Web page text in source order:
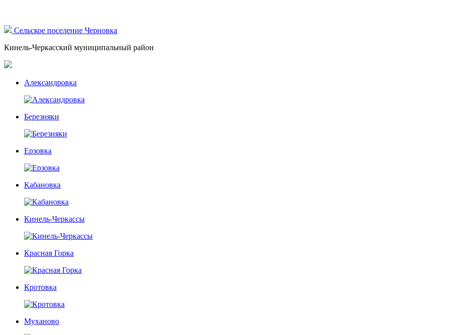
Сельское поселение Черновка
Кинель-Черкасский муниципальный район
Александровка
Березняки
Ерзовка
Кабановка
Кинель-Черкассы
Красная Горка
Кротовка
Муханово